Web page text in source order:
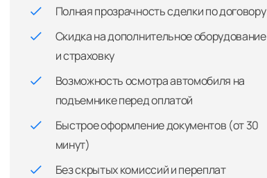
Полная прозрачность сделки по договору
Скидка на дополнительное оборудование
и страховку
Возможность осмотра автомобиля на
подъемнике перед оплатой
Быстрое оформление документов (от 30
минут)
Без скрытых комиссий и переплат